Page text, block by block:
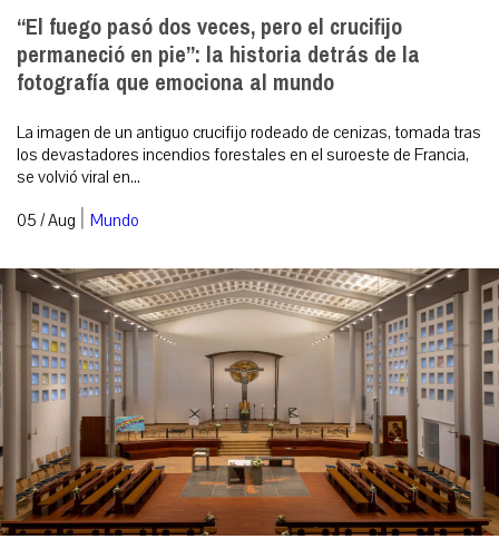
“El fuego pasó dos veces, pero el crucifijo
permaneció en pie”: la historia detrás de la
fotografía que emociona al mundo
La imagen de un antiguo crucifijo rodeado de cenizas, tomada tras
los devastadores incendios forestales en el suroeste de Francia,
se volvió viral en...
05 / Aug | Mundo